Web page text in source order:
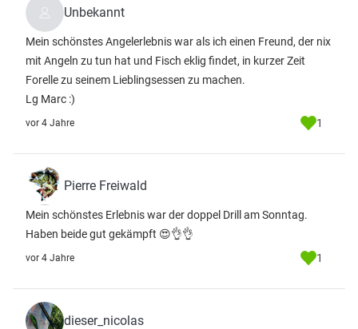
Unbekannt
Mein schönstes Angelerlebnis war als ich einen Freund, der nix
mit Angeln zu tun hat und Fisch eklig findet, in kurzer Zeit
Forelle zu seinem Lieblingsessen zu machen.
Lg Marc :)
vor 4 Jahre 1
Pierre Freiwald
Mein schönstes Erlebnis war der doppel Drill am Sonntag.
Haben beide gut gekämpft 😍👌👌
vor 4 Jahre 1
dieser_nicolas